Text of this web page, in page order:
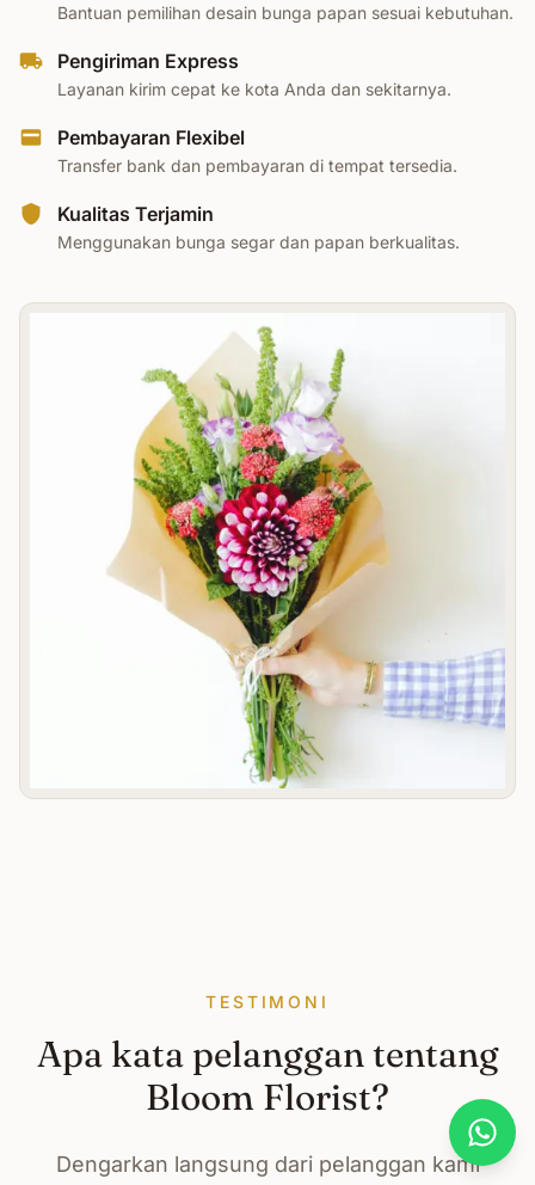
Bantuan pemilihan desain bunga papan sesuai kebutuhan.
Pengiriman Express
Layanan kirim cepat ke kota Anda dan sekitarnya.
Pembayaran Flexibel
Transfer bank dan pembayaran di tempat tersedia.
Kualitas Terjamin
Menggunakan bunga segar dan papan berkualitas.
TESTIMONI
Apa kata pelanggan tentang
Bloom Florist?
Dengarkan langsung dari pelanggan kami